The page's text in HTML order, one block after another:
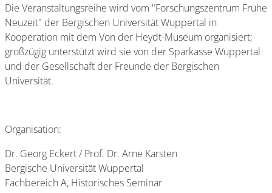
Die Veranstaltungsreihe wird vom "Forschungszentrum Frühe
Neuzeit" der Bergischen Universität Wuppertal in
Kooperation mit dem Von der Heydt-Museum organisiert;
großzügig unterstützt wird sie von der Sparkasse Wuppertal
und der Gesellschaft der Freunde der Bergischen
Universität.
Organisation:
Dr. Georg Eckert / Prof. Dr. Arne Karsten
Bergische Universität Wuppertal
Fachbereich A, Historisches Seminar